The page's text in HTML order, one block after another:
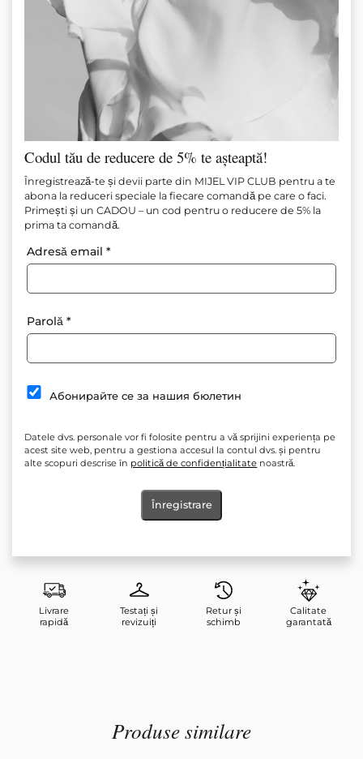
FUSTĂ-PANTALONI ALBASTRU
DESCHIS
139.00€ (271.86 лв.) 83.00€ (162.33 лв.)
Compoziție: 90% bumbac 10% viscoză
Elasticitate: Nu
Lungime măsurată de la talie până la tiv: 42 cm
Produs: Pantaloni scurți, fustă-pantaloni
Îngrijire: Spălarea la temperaturi mai scăzute și programele de
Livrare
rapidă
Testați și
revizuiți
Retur și
schimb
Calitate
garantată
Produse similare
Codul tău de reducere de 5% te așteaptă!
Înregistrează-te și devii parte din MIJEL VIP CLUB pentru a te
abona la reduceri speciale la fiecare comandă pe care o faci.
Primești și un CADOU – un cod pentru o reducere de 5% la
prima ta comandă.
Adresă email*
Parolă*
Абонирайте се за нашия бюлетин
Datele dvs. personale vor fi folosite pentru a vă sprijini experiența pe
acest site web, pentru a gestiona accesul la contul dvs. și pentru
alte scopuri descrise în politică de confidențialitate noastră.
Înregistrare